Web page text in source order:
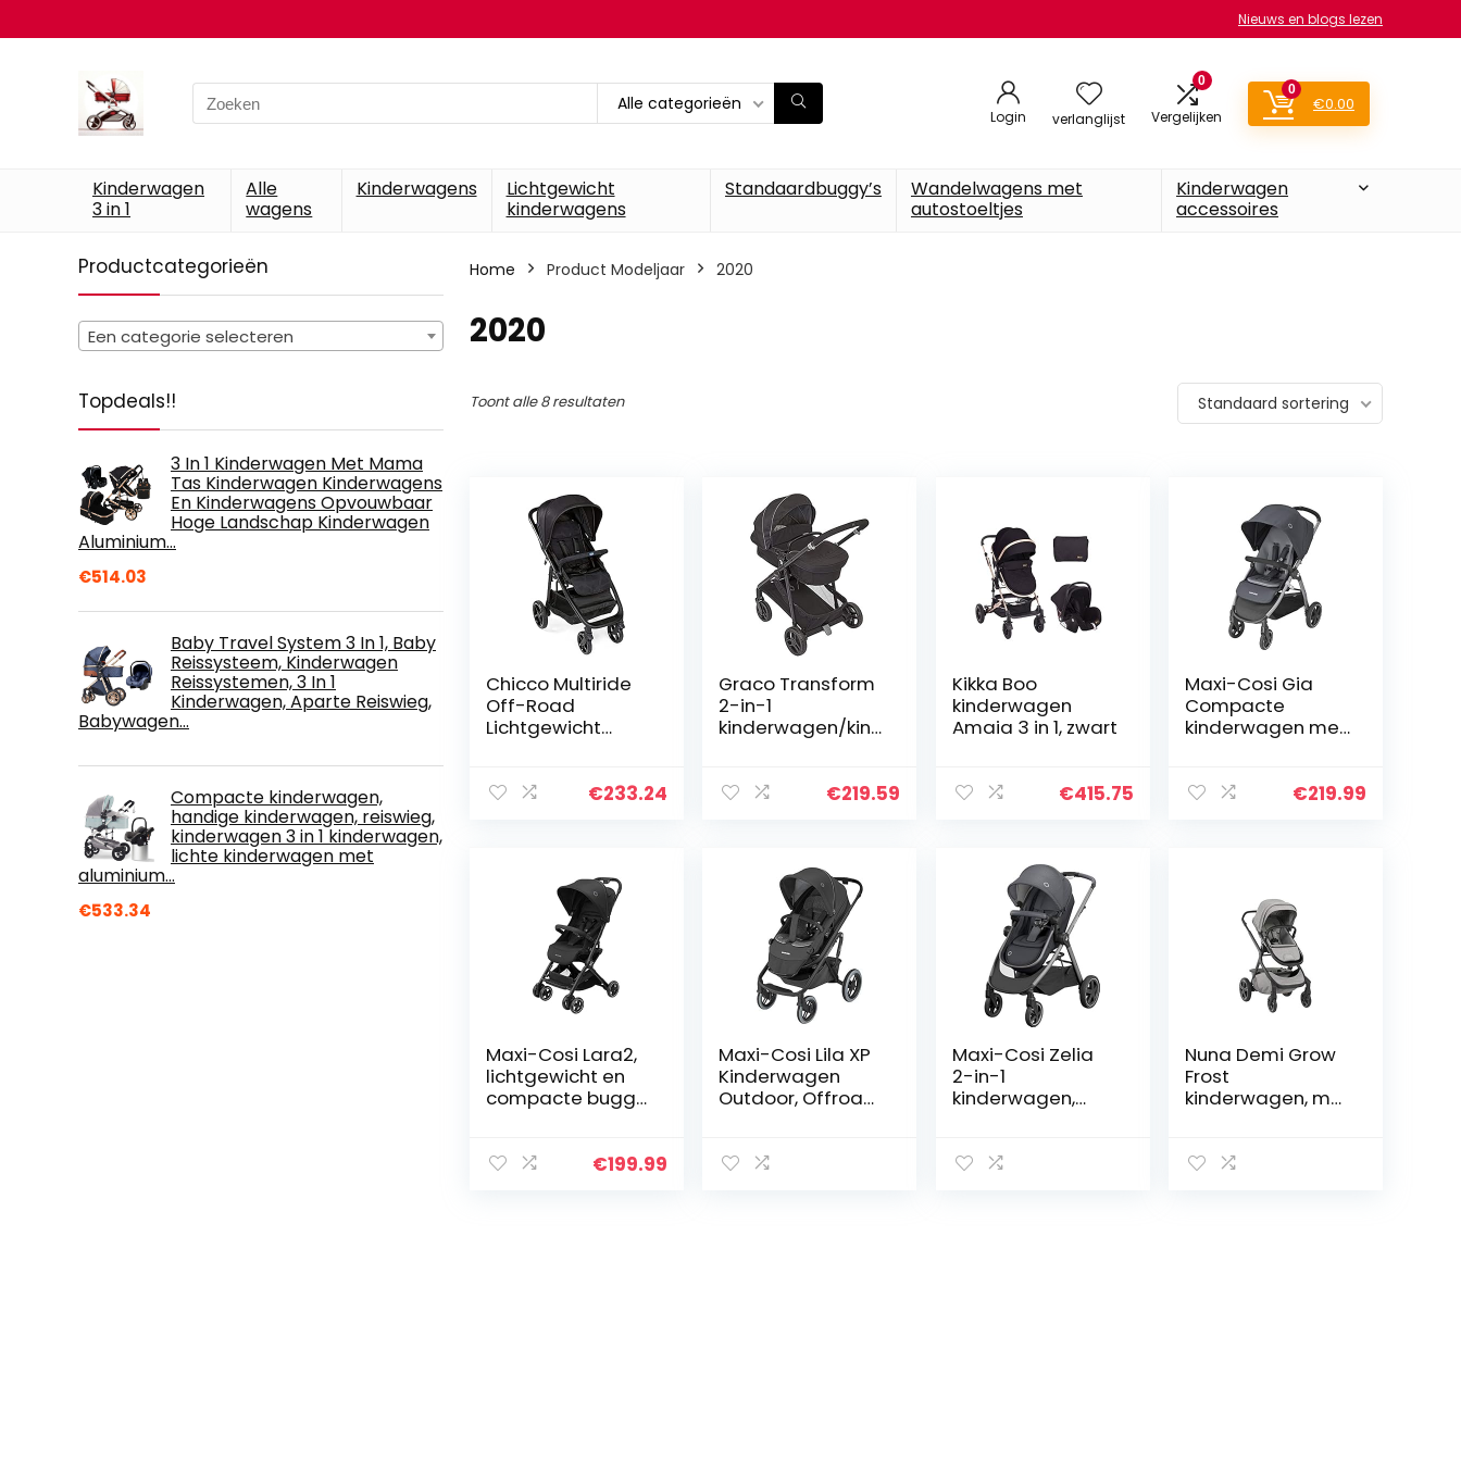
Nieuws en blogs lezen
Search
for:
Alle categorieën
Login verlanglijst
0
Vergelijken
0
€0.00
Kinderwagen
3 in 1
Alle
wagens
Kinderwagens
Lichtgewicht
kinderwagens
Standaardbuggy’s
Wandelwagens met
autostoeltjes
Kinderwagen
accessoires
Productcategorieën
Een categorie selecteren
Topdeals!!
3 In 1 Kinderwagen Met Mama
Tas Kinderwagen Kinderwagens
En Kinderwagens Opvouwbaar
Hoge Landschap Kinderwagen
Aluminium…
€514.03
Baby Travel System 3 In 1, Baby
Reissysteem, Kinderwagen
Reissystemen, 3 In 1
Kinderwagen, Aparte Reiswieg,
Babywagen…
Compacte kinderwagen,
handige kinderwagen, reiswieg,
kinderwagen 3 in 1 kinderwagen,
lichte kinderwagen met
aluminium…
€533.34
Home Product Modeljaar ‎2020
‎2020
Toont alle 8 resultaten Standaard sortering
Chicco Multiride
Off-Road
Lichtgewicht
kg, Verstelbare en
€233.24
Graco Transform
2-in-1
kinderwagen/kind
jaar nadering, 0-
€219.59
Kikka Boo
kinderwagen
Amaia 3 in 1, zwart
€415.75
Maxi-Cosi Gia
Compacte
kinderwagen met
kinderwagen
€219.99
Maxi-Cosi Lara2,
lichtgewicht en
compacte buggy,
worden gebruikt
€199.99
Maxi-Cosi Lila XP
Kinderwagen
Outdoor, Offroad
Geschikt vanaf
Maxi-Cosi Zelia
2-in-1
kinderwagen,
Baby
Nuna Demi Grow
Frost
kinderwagen, met
adapter, unisex